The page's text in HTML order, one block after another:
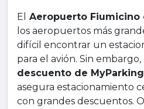
El Aeropuerto Fiumicino
los aeropuertos más
difícil encontrar un
para el avión. Sin embargo,
descuento de
asegura estacionamiento
con grandes descuentos.